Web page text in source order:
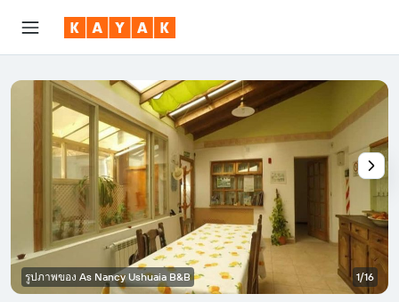
รูปภาพของ As Nancy Ushuaia B&B 1/16